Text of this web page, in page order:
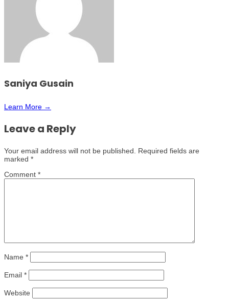
Saniya Gusain
Learn More →
Leave a Reply
Your email address will not be published.
Required fields are
marked *
Comment *
Name *
Email *
Website